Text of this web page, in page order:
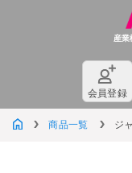
産業
会員登録
商品一覧 ジ